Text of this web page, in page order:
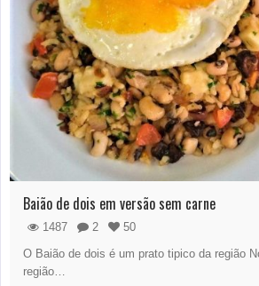
Baião de dois em versão sem carne
1487 2
50
O Baião de dois é um prato tipico da região
região…